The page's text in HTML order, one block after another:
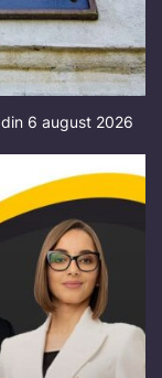
6 august 2026